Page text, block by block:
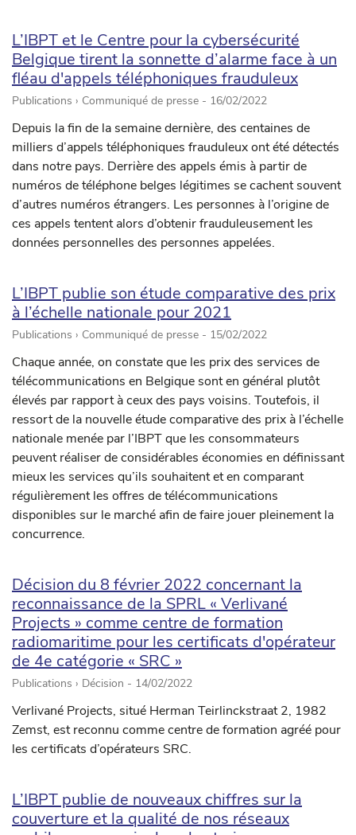
L’IBPT et le Centre pour la cybersécurité
Belgique tirent la sonnette d’alarme face à un
fléau d'appels téléphoniques frauduleux
Publications › Communiqué de presse - 16/02/2022
Depuis la fin de la semaine dernière, des centaines de
milliers d’appels téléphoniques frauduleux ont été détectés
dans notre pays. Derrière des appels émis à partir de
numéros de téléphone belges légitimes se cachent souvent
d’autres numéros étrangers. Les personnes à l’origine de
ces appels tentent alors d’obtenir frauduleusement les
données personnelles des personnes appelées.
L’IBPT publie son étude comparative des prix
à l’échelle nationale pour 2021
Publications › Communiqué de presse - 15/02/2022
Chaque année, on constate que les prix des services de
télécommunications en Belgique sont en général plutôt
élevés par rapport à ceux des pays voisins. Toutefois, il
ressort de la nouvelle étude comparative des prix à l’échelle
nationale menée par l’IBPT que les consommateurs
peuvent réaliser de considérables économies en définissant
mieux les services qu’ils souhaitent et en comparant
régulièrement les offres de télécommunications
disponibles sur le marché afin de faire jouer pleinement la
concurrence.
Décision du 8 février 2022 concernant la
reconnaissance de la SPRL « Verlivané
Projects » comme centre de formation
radiomaritime pour les certificats d'opérateur
de 4e catégorie « SRC »
Publications › Décision - 14/02/2022
Verlivané Projects, situé Herman Teirlinckstraat 2, 1982
Zemst, est reconnu comme centre de formation agréé pour
les certificats d’opérateurs SRC.
L’IBPT publie de nouveaux chiffres sur la
couverture et la qualité de nos réseaux